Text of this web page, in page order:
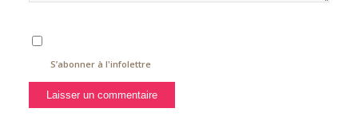
S’abonner à l'infolettre